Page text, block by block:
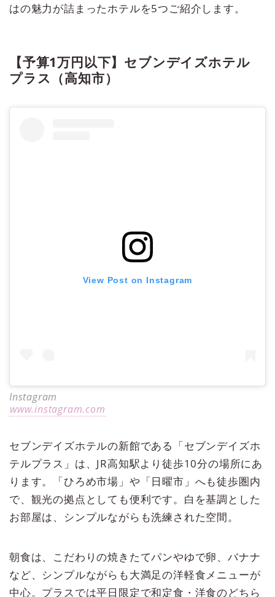
はの魅力が詰まったホテルを5つご紹介します。
【予算1万円以下】セブンデイズホテル
プラス（高知市）
View Post on Instagram
Instagram
www.instagram.com
セブンデイズホテルの新館である「セブンデイズホ
テルプラス」は、JR高知駅より徒歩10分の場所にあ
ります。「ひろめ市場」や「日曜市」へも徒歩圏内
で、観光の拠点としても便利です。白を基調とした
お部屋は、シンプルながらも洗練された空間。
朝食は、こだわりの焼きたてパンやゆで卵、バナナ
など、シンプルながらも大満足の洋軽食メニューが
中心。プラスでは平日限定で和定食・洋食のどちら